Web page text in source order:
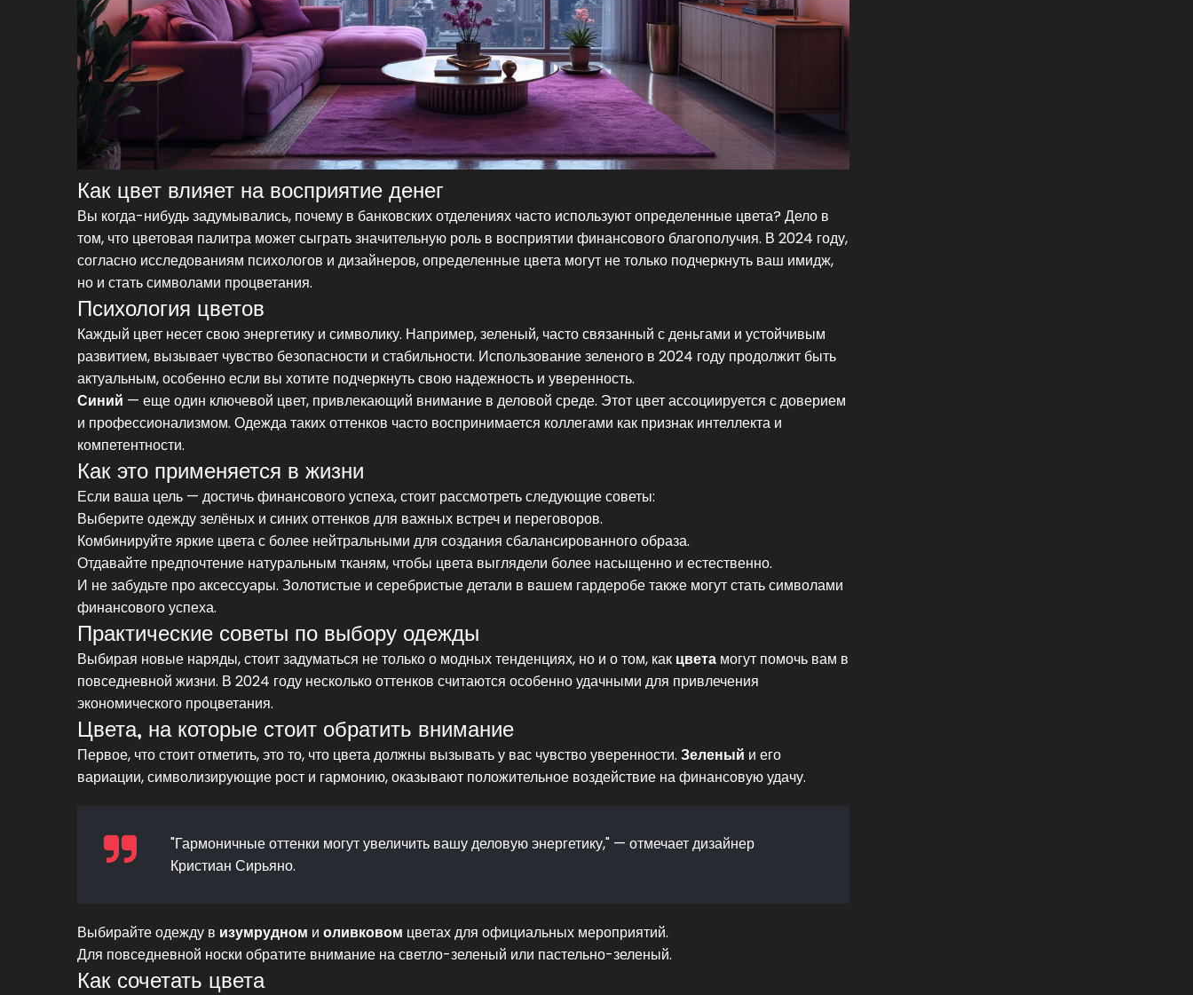
Как цвет влияет на восприятие денег
Вы когда-нибудь задумывались, почему в банковских отделениях часто используют определенные цвета? Дело в
том, что цветовая палитра может сыграть значительную роль в восприятии финансового благополучия. В 2024 году,
согласно исследованиям психологов и дизайнеров, определенные цвета могут не только подчеркнуть ваш имидж,
но и стать символами процветания.
Психология цветов
Каждый цвет несет свою энергетику и символику. Например, зеленый, часто связанный с деньгами и устойчивым
развитием, вызывает чувство безопасности и стабильности. Использование зеленого в 2024 году продолжит быть
актуальным, особенно если вы хотите подчеркнуть свою надежность и уверенность.
Синий — еще один ключевой цвет, привлекающий внимание в деловой среде. Этот цвет ассоциируется с доверием
и профессионализмом. Одежда таких оттенков часто воспринимается коллегами как признак интеллекта и
компетентности.
Как это применяется в жизни
Если ваша цель — достичь финансового успеха, стоит рассмотреть следующие советы:
Выберите одежду зелёных и синих оттенков для важных встреч и переговоров.
Комбинируйте яркие цвета с более нейтральными для создания сбалансированного образа.
Отдавайте предпочтение натуральным тканям, чтобы цвета выглядели более насыщенно и естественно.
И не забудьте про аксессуары. Золотистые и серебристые детали в вашем гардеробе также могут стать символами
финансового успеха.
Практические советы по выбору одежды
Выбирая новые наряды, стоит задуматься не только о модных тенденциях, но и о том, как цвета могут помочь вам в
повседневной жизни. В 2024 году несколько оттенков считаются особенно удачными для привлечения
экономического процветания.
Цвета, на которые стоит обратить внимание
Первое, что стоит отметить, это то, что цвета должны вызывать у вас чувство уверенности. Зеленый и его
вариации, символизирующие рост и гармонию, оказывают положительное воздействие на финансовую удачу.
"Гармоничные оттенки могут увеличить вашу деловую энергетику," — отмечает дизайнер
Кристиан Сирьяно.
Выбирайте одежду в изумрудном и оливковом цветах для официальных мероприятий.
Для повседневной носки обратите внимание на светло-зеленый или пастельно-зеленый.
Как сочетать цвета